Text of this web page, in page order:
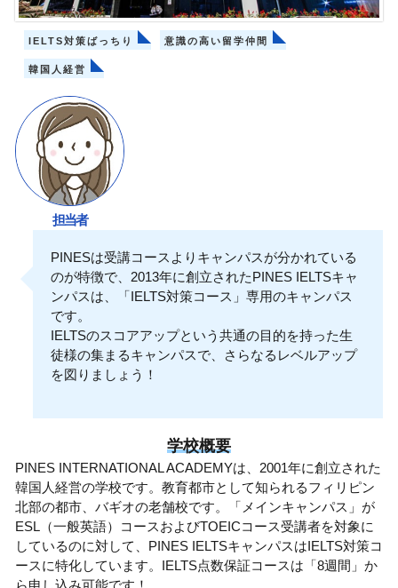
IELTS対策ばっちり 意識の高い留学仲間
韓国人経営
担当者
PINESは受講コースよりキャンパスが分かれている
のが特徴で、2013年に創立されたPINES IELTSキャ
ンパスは、「IELTS対策コース」専用のキャンパス
です。
IELTSのスコアアップという共通の目的を持った生
徒様の集まるキャンパスで、さらなるレベルアップ
を図りましょう！
学校概要
PINES INTERNATIONAL ACADEMYは、2001年に創立された
韓国人経営の学校です。教育都市として知られるフィリピン
北部の都市、バギオの老舗校です。「メインキャンパス」が
ESL（一般英語）コースおよびTOEICコース受講者を対象に
しているのに対して、PINES IELTSキャンパスはIELTS対策コ
ースに特化しています。IELTS点数保証コースは「8週間」か
ら申し込み可能です！